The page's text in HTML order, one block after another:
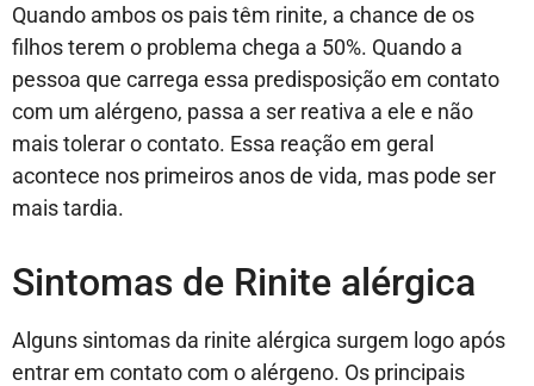
Quando ambos os pais têm rinite, a chance de os
filhos terem o problema chega a 50%. Quando a
pessoa que carrega essa predisposição em contato
com um alérgeno, passa a ser reativa a ele e não
mais tolerar o contato. Essa reação em geral
acontece nos primeiros anos de vida, mas pode ser
mais tardia.
Sintomas de Rinite alérgica
Alguns sintomas da rinite alérgica surgem logo após
entrar em contato com o alérgeno. Os principais